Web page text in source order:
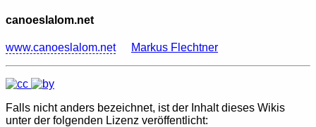
canoeslalom.net
www.canoeslalom.net Markus Flechtner
Falls nicht anders bezeichnet, ist der Inhalt dieses Wikis
unter der folgenden Lizenz veröffentlicht: